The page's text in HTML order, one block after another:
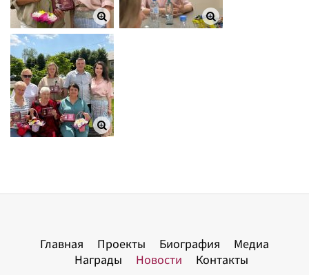
Главная Проекты Биография
Медиа
Награды
Новости Контакты